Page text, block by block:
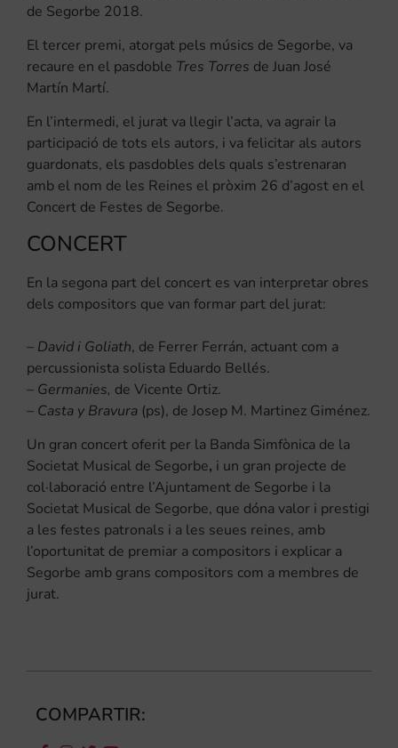
de Segorbe 2018.
El tercer premi, atorgat pels músics de Segorbe, va
recaure en el pasdoble Tres Torres de Juan José
Martín Martí.
En l’intermedi, el jurat va llegir l’acta, va agrair la
participació de tots els autors, i va felicitar als autors
guardonats, els pasdobles dels quals s’estrenaran
amb el nom de les Reines el pròxim 26 d’agost en el
Concert de Festes de Segorbe.
CONCERT
En la segona part del concert es van interpretar obres
dels compositors que van formar part del jurat:
– David i Goliath, de Ferrer Ferrán, actuant com a
percussionista solista Eduardo Bellés.
– Germanies, de Vicente Ortiz.
– Casta y Bravura (ps), de Josep M. Martinez Giménez.
Un gran concert oferit per la Banda Simfònica de la
Societat Musical de Segorbe, i un gran projecte de
col·laboració entre l’Ajuntament de Segorbe i la
Societat Musical de Segorbe, que dóna valor i prestigi
a les festes patronals i a les seues reines, amb
l’oportunitat de premiar a compositors i explicar a
Segorbe amb grans compositors com a membres de
jurat.
COMPARTIR: